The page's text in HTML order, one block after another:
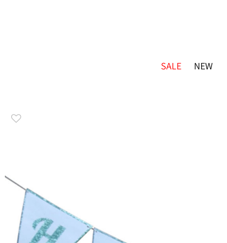
NEW
SALE